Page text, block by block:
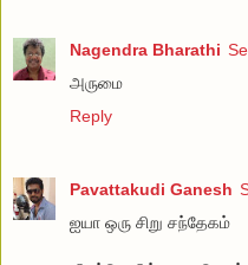
Nagendra Bharathi
அருமை
Reply
Pavattakudi Ganesh
ஐயா ஒரு சிறு சந்தேகம்